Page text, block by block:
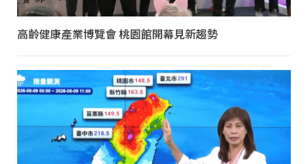
高齡健康產業博覽會 桃園館開幕見新趨勢